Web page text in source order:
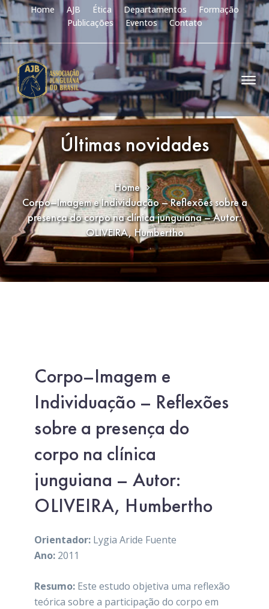
Home AJB Ética Departamentos
Formação
Publicações
Eventos Contato
Últimas novidades
Home
Corpo–Imagem e Individuação – Reflexões sobre a
presença do corpo na clínica junguiana – Autor:
OLIVEIRA, Humbertho
Corpo–Imagem e
Individuação – Reflexões
sobre a presença do
corpo na clínica
junguiana – Autor:
OLIVEIRA, Humbertho
Orientador: Lygia Aride Fuente
Ano: 2011
Resumo: Este estudo objetiva uma reflexão
teórica sobre a participação do corpo em